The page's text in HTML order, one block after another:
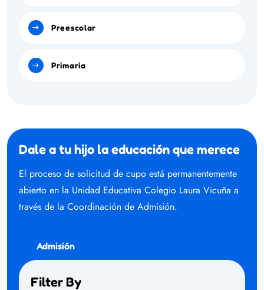
Preescolar
Primaria
Dale a tu hijo la educación que merece
El proceso de solicitud de cupo está permanentemente
abierto en la Unidad Educativa Colegio Laura Vicuña a
través de la Coordinación de Admisión.
Admisión
Filter By